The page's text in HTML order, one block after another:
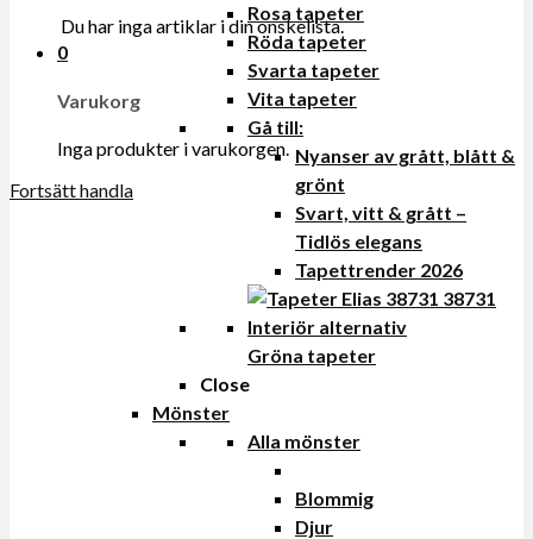
Du har inga artiklar i din onskelista.
0
Varukorg
Inga produkter i varukorgen.
Fortsätt handla
Rosa tapeter
Röda tapeter
Svarta tapeter
Vita tapeter
Gå till:
Nyanser av grått, blått &
grönt
Svart, vitt & grått –
Tidlös elegans
Tapettrender 2026
Gröna tapeter
Close
Mönster
Alla mönster
Blommig
Djur